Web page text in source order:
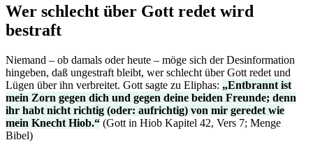
Wer schlecht über Gott redet wird
bestraft
Niemand – ob damals oder heute – möge sich der Desinformation
hingeben, daß ungestraft bleibt, wer schlecht über Gott redet und
Lügen über ihn verbreitet. Gott sagte zu Eliphas: „Entbrannt ist
mein Zorn gegen dich und gegen deine beiden Freunde; denn
ihr habt nicht richtig (oder: aufrichtig) von mir geredet wie
mein Knecht Hiob.“ (Gott in Hiob Kapitel 42, Vers 7; Menge
Bibel)